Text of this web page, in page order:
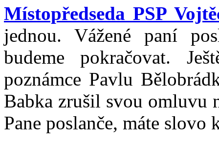
Místopředseda PSP
jednou. Vážené paní
budeme pokračovat.
poznámce Pavlu
Babka zrušil svou omluvu
Pane poslanče, máte slovo